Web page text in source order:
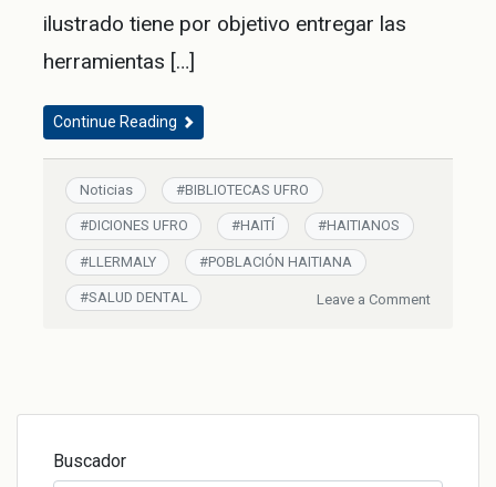
ilustrado tiene por objetivo entregar las
herramientas […]
Continue Reading
Noticias #BIBLIOTECAS UFRO
#DICIONES UFRO #HAITÍ #HAITIANOS
#LLERMALY #POBLACIÓN HAITIANA
#SALUD DENTAL Leave a Commenton
Buscador